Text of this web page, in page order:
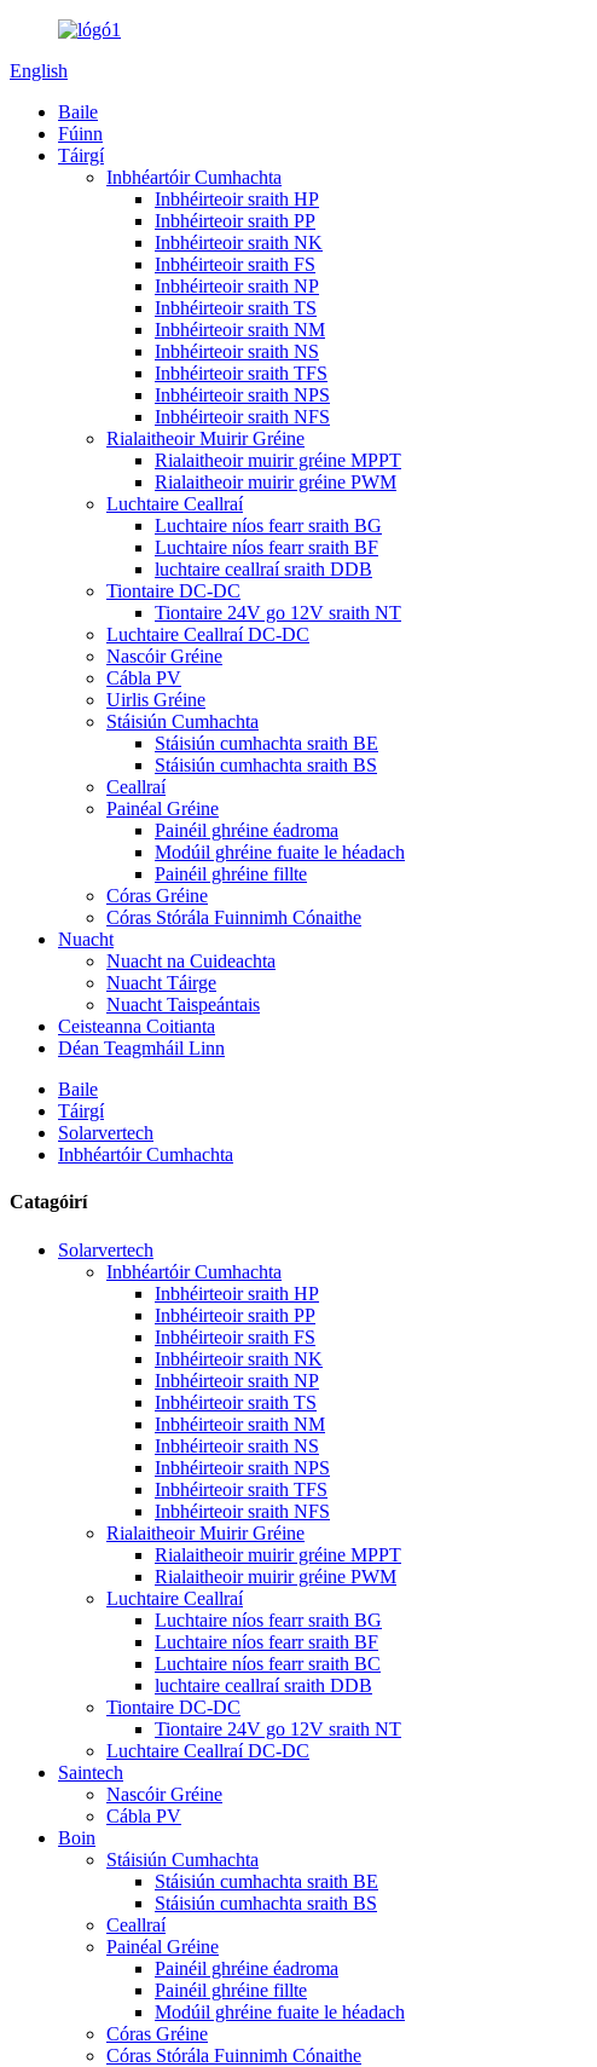
English
Baile
Fúinn
Táirgí
Inbhéartóir Cumhachta
Inbhéirteoir sraith HP
Inbhéirteoir sraith PP
Inbhéirteoir sraith NK
Inbhéirteoir sraith FS
Inbhéirteoir sraith NP
Inbhéirteoir sraith TS
Inbhéirteoir sraith NM
Inbhéirteoir sraith NS
Inbhéirteoir sraith TFS
Inbhéirteoir sraith NPS
Inbhéirteoir sraith NFS
Rialaitheoir Muirir Gréine
Rialaitheoir muirir gréine MPPT
Rialaitheoir muirir gréine PWM
Luchtaire Ceallraí
Luchtaire níos fearr sraith BG
Luchtaire níos fearr sraith BF
luchtaire ceallraí sraith DDB
Tiontaire DC-DC
Tiontaire 24V go 12V sraith NT
Luchtaire Ceallraí DC-DC
Nascóir Gréine
Cábla PV
Uirlis Gréine
Stáisiún Cumhachta
Stáisiún cumhachta sraith BE
Stáisiún cumhachta sraith BS
Ceallraí
Painéal Gréine
Painéil ghréine éadroma
Modúil ghréine fuaite le héadach
Painéil ghréine fillte
Córas Gréine
Córas Stórála Fuinnimh Cónaithe
Nuacht
Nuacht na Cuideachta
Nuacht Táirge
Nuacht Taispeántais
Ceisteanna Coitianta
Déan Teagmháil Linn
Baile
Táirgí
Solarvertech
Inbhéartóir Cumhachta
Catagóirí
Solarvertech
Inbhéartóir Cumhachta
Inbhéirteoir sraith HP
Inbhéirteoir sraith PP
Inbhéirteoir sraith FS
Inbhéirteoir sraith NK
Inbhéirteoir sraith NP
Inbhéirteoir sraith TS
Inbhéirteoir sraith NM
Inbhéirteoir sraith NS
Inbhéirteoir sraith NPS
Inbhéirteoir sraith TFS
Inbhéirteoir sraith NFS
Rialaitheoir Muirir Gréine
Rialaitheoir muirir gréine MPPT
Rialaitheoir muirir gréine PWM
Luchtaire Ceallraí
Luchtaire níos fearr sraith BG
Luchtaire níos fearr sraith BF
Luchtaire níos fearr sraith BC
luchtaire ceallraí sraith DDB
Tiontaire DC-DC
Tiontaire 24V go 12V sraith NT
Luchtaire Ceallraí DC-DC
Saintech
Nascóir Gréine
Cábla PV
Boin
Stáisiún Cumhachta
Stáisiún cumhachta sraith BE
Stáisiún cumhachta sraith BS
Ceallraí
Painéal Gréine
Painéil ghréine éadroma
Painéil ghréine fillte
Modúil ghréine fuaite le héadach
Córas Gréine
Córas Stórála Fuinnimh Cónaithe